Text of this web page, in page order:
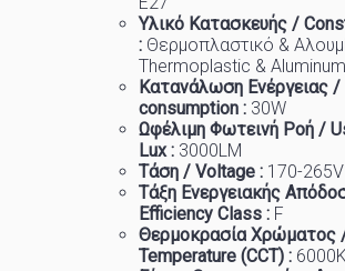
Υλικό Κατασκευής /
: Θερμοπλαστικό &
Thermoplastic & Aluminum
Κατανάλωση Ενέργειας /
consumption : 30W
Ωφέλιμη Φωτεινή Ροή /
Lux : 3000LM
Τάση / Voltage : 170-265V
Τάξη Ενεργειακής
Efficiency Class : F
Θερμοκρασία Χρώματος
Temperature (CCT) : 6000K